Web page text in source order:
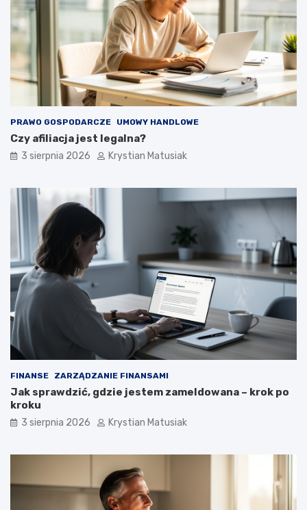
PRAWO GOSPODARCZE UMOWY HANDLOWE
Czy afiliacja jest legalna?
3 sierpnia 2026 Krystian Matusiak
FINANSE ZARZĄDZANIE FINANSAMI
Jak sprawdzić, gdzie jestem zameldowana – krok po
kroku
3 sierpnia 2026 Krystian Matusiak